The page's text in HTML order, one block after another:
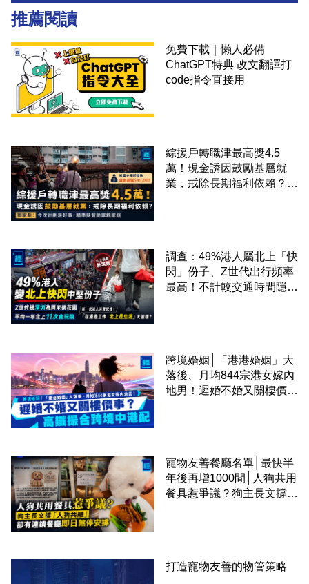
推薦閱讀
免費下載｜懶人必備
ChatGPT特典 改文翻譯打
code指令直接用
綜援戶轉職津最高獎4.5
萬！現金誘因鼓勵基層就
業，戒除長期福利依賴？鄧
調查：49%港人屬北上「快
閃」份子、Z世代出行頻率
最高！不計較交通時間隱形
跨境婚姻│「港港婚姻」大
落後、月均844宗港女嫁內
地男！遲婚不婚又關樓價
寵物友善餐廳名單│最快半
年後再增1000間│人狗共用
餐具惹爭議？狗主長文撐
打造寵物友善的物管策略